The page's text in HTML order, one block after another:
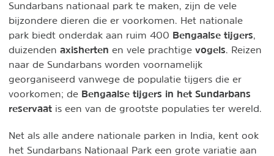
Sundarbans nationaal park te maken, zijn de vele
bijzondere dieren die er voorkomen. Het nationale
park biedt onderdak aan ruim 400 Bengaalse tijgers,
duizenden axisherten en vele prachtige vogels. Reizen
naar de Sundarbans worden voornamelijk
georganiseerd vanwege de populatie tijgers die er
voorkomen; de Bengaalse tijgers in het Sundarbans
reservaat is een van de grootste populaties ter wereld.
Net als alle andere nationale parken in India, kent ook
het Sundarbans Nationaal Park een grote variatie aan